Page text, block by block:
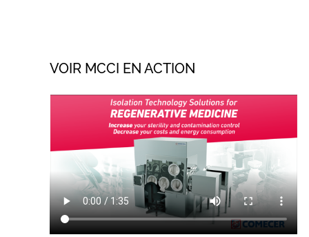
VOIR MCCI EN ACTION